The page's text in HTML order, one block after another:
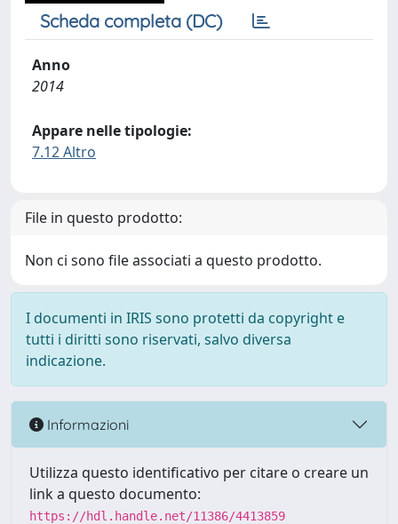
Scheda completa (DC)
Anno
2014
Appare nelle tipologie:
7.12 Altro
File in questo prodotto:
Non ci sono file associati a questo prodotto.
I documenti in IRIS sono protetti da copyright e
tutti i diritti sono riservati, salvo diversa
indicazione.
Informazioni
Utilizza questo identificativo per citare o creare un
link a questo documento:
https://hdl.handle.net/11386/4413859